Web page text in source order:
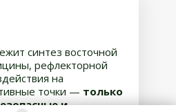
синтез восточной
рефлекторной
на
точки — только
и